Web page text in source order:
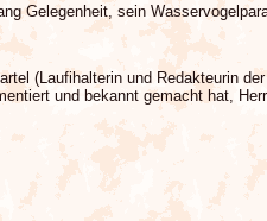
Gelegenheit, sein
(Laufihalterin und Redakteurin
und bekannt gemacht hat,